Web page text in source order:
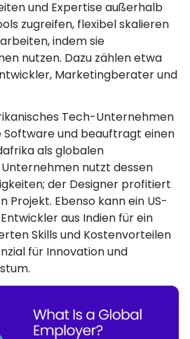
und Expertise außerhalb
zugreifen, flexibel skalieren
indem sie
nutzen. Dazu zählen etwa
Marketingberater und
Tech-Unternehmen
und beauftragt einen
als globalen
nutzt dessen
der Designer profitiert
Projekt. Ebenso kann ein US-
aus Indien für ein
Skills und Kostenvorteilen
für Innovation und